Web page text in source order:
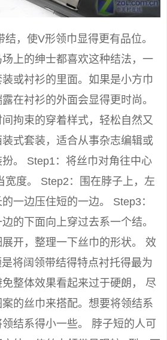
，使V形领巾显得更有品位。
上的绅士都喜欢这种结法，一
或衬衫的里面。如果是小方巾
在衬衫的外面会显得更时尚。
拘束的穿着样式，轻松自然又
式套装，适合从事杂志编辑或
。 Step1：将丝巾对角往中心
宽度。 Step2：围在脖子上，左
一边压住短的一边。 Step3：
的下面向上穿过去系一个结。
开，整理一下丝巾的形状。 效
将阔领带结得特点衬托得最为
整体效果看起来过于硬朗， 尽
的丝巾来搭配。想要将领结系
结系得小一些。 脖子短的人可